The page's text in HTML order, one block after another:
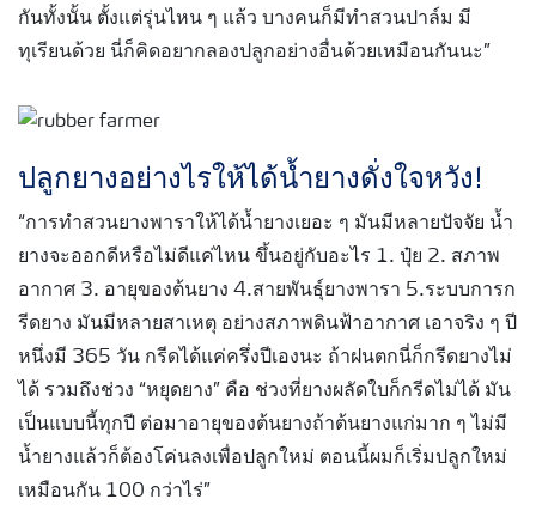
กันทั้งนั้น ตั้งแต่รุ่นไหน ๆ แล้ว บางคนก็มีทำสวนปาล์ม มี
ทุเรียนด้วย นี่ก็คิดอยากลองปลูกอย่างอื่นด้วยเหมือนกันนะ”
ปลูกยางอย่างไรให้ได้น้ำยางดั่งใจหวัง!
“การทำสวนยางพาราให้ได้น้ำยางเยอะ ๆ มันมีหลายปัจจัย น้ำ
ยางจะออกดีหรือไม่ดีแค่ไหน ขึ้นอยู่กับอะไร 1. ปุ๋ย 2. สภาพ
อากาศ 3. อายุของต้นยาง 4.สายพันธุ์ยางพารา 5.ระบบการก
รีดยาง มันมีหลายสาเหตุ อย่างสภาพดินฟ้าอากาศ เอาจริง ๆ ปี
หนึ่งมี 365 วัน กรีดได้แค่ครึ่งปีเองนะ ถ้าฝนตกนี่ก็กรีดยางไม่
ได้ รวมถึงช่วง “หยุดยาง” คือ ช่วงที่ยางผลัดใบก็กรีดไม่ได้ มัน
เป็นแบบนี้ทุกปี ต่อมาอายุของต้นยางถ้าต้นยางแก่มาก ๆ ไม่มี
น้ำยางแล้วก็ต้องโค่นลงเพื่อปลูกใหม่ ตอนนี้ผมก็เริ่มปลูกใหม่
เหมือนกัน 100 กว่าไร่”